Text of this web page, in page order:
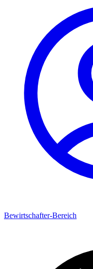
Bewirtschafter-Bereich